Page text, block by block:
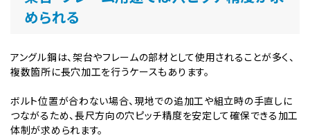
められる
アングル鋼は、架台やフレームの部材として使用されることが多く、
複数箇所に長穴加工を行うケースもあります。
ボルト位置が合わない場合、現地での追加工や組立時の手直しに
つながるため、長尺方向の穴ピッチ精度を安定して確保できる加工
体制が求められます。